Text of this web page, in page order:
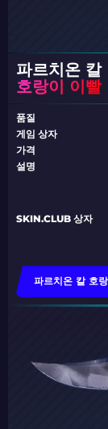
파르치온 칼
호랑이 이빨
품질
게임 상자
가격
설명
SKIN.CLUB 상자
파르치온 칼 호